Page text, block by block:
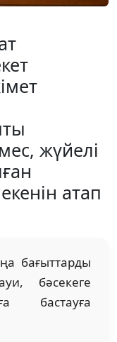
жүйелі
атап
бағыттарды
бәсекеге
бастауға